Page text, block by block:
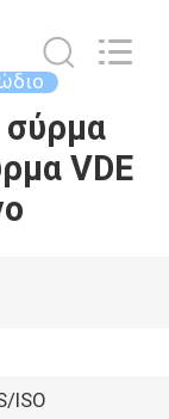
VDE
ISO